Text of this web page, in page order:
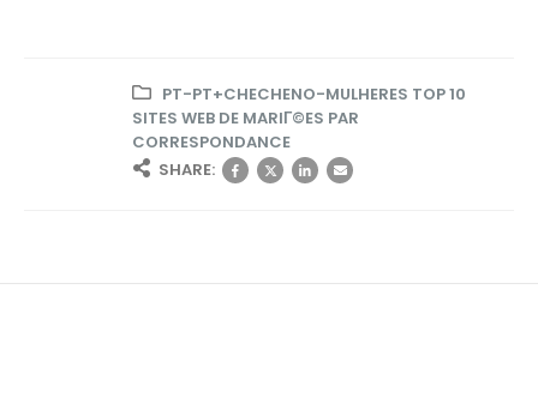
PT-PT+CHECHENO-MULHERES TOP 10
SITES WEB DE MARIГ©ES PAR
CORRESPONDANCE
SHARE: